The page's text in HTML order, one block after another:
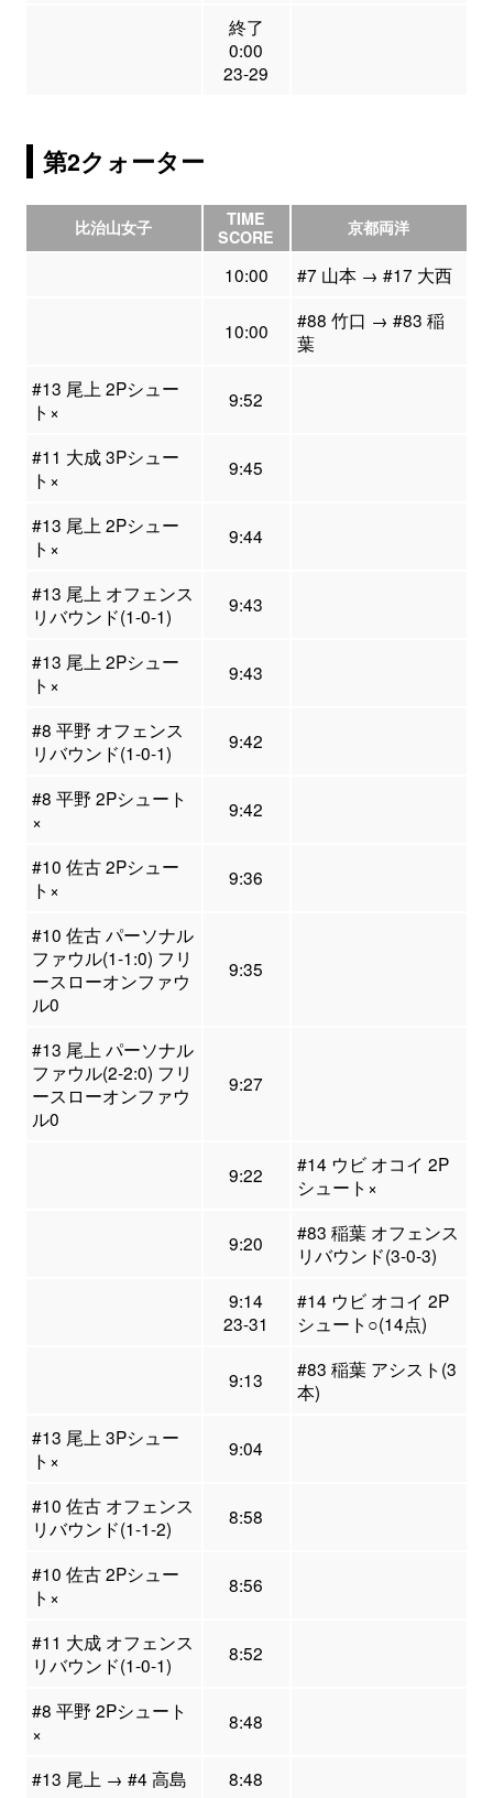
終了
0:00
23-29
第2クォーター
比治山女子
TIME
SCORE
京都両洋
10:00 #7 山本 → #17 大西
10:00
#88 竹口 → #83 稲
葉
#13 尾上 2Pシュー
ト×
9:52
#11 大成 3Pシュー
ト×
9:45
#13 尾上 2Pシュー
ト×
9:44
#13 尾上 オフェンス
リバウンド(1-0-1)
9:43
#13 尾上 2Pシュー
ト×
9:43
#8 平野 オフェンス
リバウンド(1-0-1)
9:42
#8 平野 2Pシュート
×
9:42
#10 佐古 2Pシュー
ト×
9:36
#10 佐古 パーソナル
ファウル(1-1:0) フリ
ースローオンファウ
ル0
9:35
#13 尾上 パーソナル
ファウル(2-2:0) フリ
ースローオンファウ
ル0
9:27
9:22
#14 ウビ オコイ 2P
シュート×
9:20
#83 稲葉 オフェンス
リバウンド(3-0-3)
9:14
23-31
#14 ウビ オコイ 2P
シュート○(14点)
9:13
#83 稲葉 アシスト(3
本)
#13 尾上 3Pシュー
ト×
9:04
#10 佐古 オフェンス
リバウンド(1-1-2)
8:58
#10 佐古 2Pシュー
ト×
8:56
#11 大成 オフェンス
リバウンド(1-0-1)
8:52
#8 平野 2Pシュート
×
8:48
#13 尾上 → #4 高島 8:48